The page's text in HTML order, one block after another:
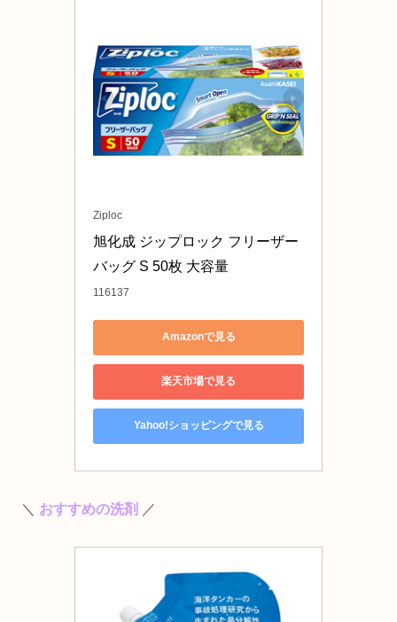
Ziploc
旭化成 ジップロック フリーザー
バッグ S 50枚 大容量
116137
Amazonで見る
楽天市場で見る
Yahoo!ショッピングで見る
＼ おすすめの洗剤 ／